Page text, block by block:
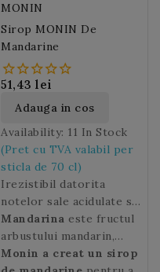
MONIN
Sirop MONIN De
Mandarine
51,43 lei
Adauga in cos
Availability: 11 In Stock
(Pret cu TVA valabil per
sticla de 70 cl)
Irezistibil datorita
notelor sale acidulate si
mirosului puternic de
coaja de mandarine,
siropul Monin
Mandarina este fructul
arbustului mandarin,
originar din Asia de sud
Monin a creat un sirop